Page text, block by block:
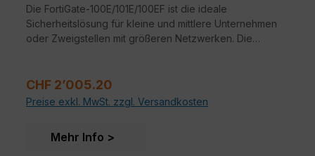
Die FortiGate-100E/101E/100EF ist die ideale
Sicherheitslösung für kleine und mittlere Unternehmen
oder Zweigstellen mit größeren Netzwerken. Die
Prevention, Anti-Malware, Antispam, P2P Sicherheit
und Web-Filter in einem einzigen Gerät. Im Gegensatz
Regulärer Preis:
CHF 2’005.20
Preise exkl. MwSt. zzgl. Versandkosten
Mehr Info